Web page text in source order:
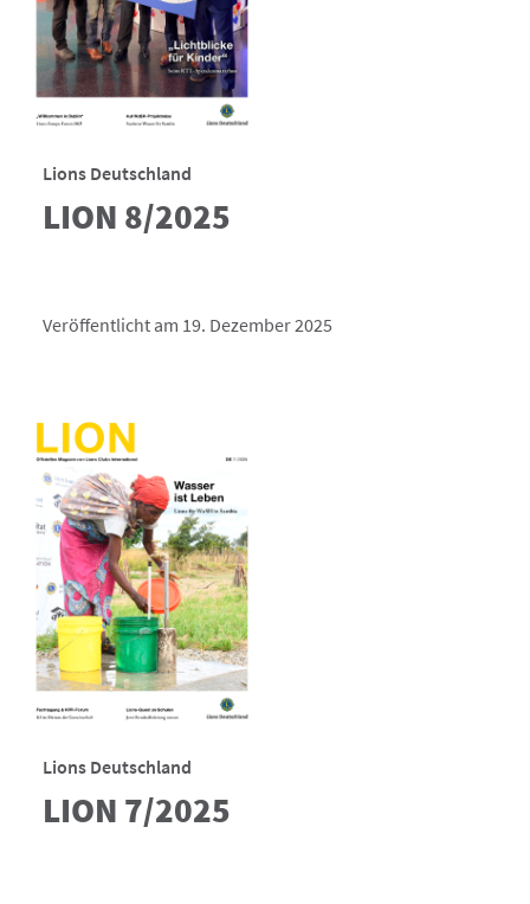
Lions Deutschland
LION 8/2025
Veröffentlicht am 19. Dezember 2025
Lions Deutschland
LION 7/2025